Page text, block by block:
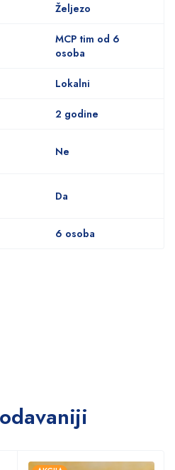
Željezo
MCP tim od 6
osoba
Lokalni
2 godine
Ne
Da
6 osoba